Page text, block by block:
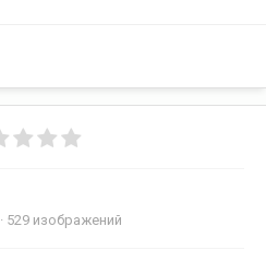
· 529 изображений